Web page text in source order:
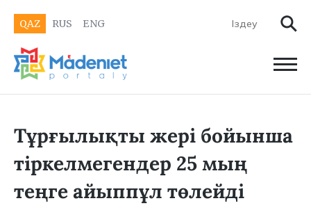
QAZ RUS ENG
Тұрғылықты жері бойынша
тіркелмегендер 25 мың
теңге айыппұл төлейді